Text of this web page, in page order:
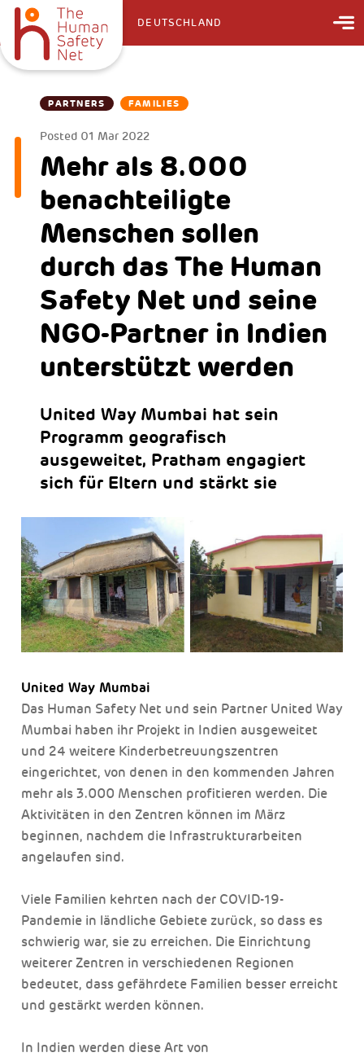
DEUTSCHLAND
PARTNERS FAMILIES
Posted 01 Mar 2022
Mehr als 8.000
benachteiligte
Menschen sollen
durch das The Human
Safety Net und seine
NGO-Partner in Indien
unterstützt werden
United Way Mumbai hat sein
Programm geografisch
ausgeweitet, Pratham engagiert
sich für Eltern und stärkt sie
United Way Mumbai
Das Human Safety Net und sein Partner United Way
Mumbai haben ihr Projekt in Indien ausgeweitet
und 24 weitere Kinderbetreuungszentren
eingerichtet, von denen in den kommenden Jahren
mehr als 3.000 Menschen profitieren werden. Die
Aktivitäten in den Zentren können im März
beginnen, nachdem die Infrastrukturarbeiten
angelaufen sind.
Viele Familien kehrten nach der COVID-19-
Pandemie in ländliche Gebiete zurück, so dass es
schwierig war, sie zu erreichen. Die Einrichtung
weiterer Zentren in verschiedenen Regionen
bedeutet, dass gefährdete Familien besser erreicht
und gestärkt werden können.
In Indien werden diese Art von